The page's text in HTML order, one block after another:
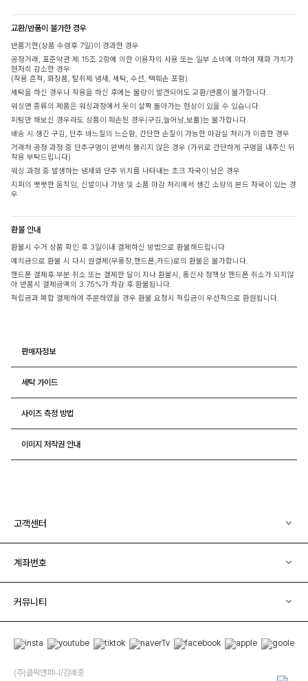
교환/반품이 불가한 경우
반품기한(상품 수령후 7일)이 경과한 경우
공정거래, 표준약관 제 15조 2항에 의한 이용자의 사용 또는 일부 소비에 의하여 재화 가치가
현저히 감소한 경우
(착용 흔적, 화장품, 탈취제 냄새, 세탁, 수선, 택훼손 포함)
세탁을 하신 경우나 착용을 하신 후에는 불량이 발견되어도 교환/반품이 불가합니다.
워싱면 종류의 제품은 워싱과정에서 옷이 살짝 돌아가는 현상이 있을 수 있습니다.
피팅만 해보신 경우라도 상품이 훼손된 경우(구김,늘어남,보풀)는 불가합니다.
배송 시 생긴 구김, 단추 바느질의 느슨함, 간단한 손질이 가능한 마감실 처리가 미흡한 경우
거래처 공정 과정 중 단추구멍이 완벽히 뚫리지 않은 경우 (가위로 간단하게 구멍을 내주신 뒤
착용 부탁드립니다)
워싱 과정 중 발생하는 냄새와 단추 위치를 나타내는 초크 자국이 남은 경우
지퍼의 뻣뻣한 움직임, 신발이나 가방 및 소품 마감 처리에서 생긴 소량의 본드 자국이 있는 경
우
환불 안내
환불시 수거 상품 확인 후 3일이내 결제하신 방법으로 환불해드립니다
예치금으로 환불 시 다시 원결제(무통장,핸드폰,카드)로의 환불은 불가합니다.
핸드폰 결제후 부분 취소 또는 결제한 달이 지나 환불시, 통신사 정책상 핸드폰 취소가 되지않
아 반품시 결제금액의 3.75%가 차감 후 환불됩니다.
적립금과 복합 결제하여 주문하였을 경우 환불 요청시 적립금이 우선적으로 환원됩니다.
판매자정보
세탁 가이드
사이즈 측정 방법
이미지 저작권 안내
고객센터
계좌번호
커뮤니티
(주)클릭앤퍼니/김예중